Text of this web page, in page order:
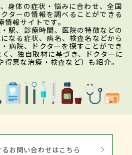
身体の症状・悩みに合わせ、全国
ターの情報を調べることができる
情報サイトです。
駅、診療時間、医院の特徴などの
なる症状、病名、検査名などから
病院、ドクターを探すことができ
、独自取材に基づき、ドクターに
意な治療・検査など）も紹介。
お問い合わせはこちら